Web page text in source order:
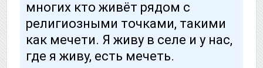
многих кто живёт рядом с
религиозными точками, такими
как мечети. Я живу в селе и у нас,
где я живу, есть мечеть.